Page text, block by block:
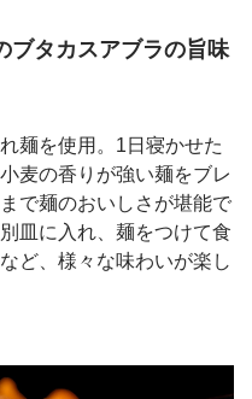
ブタカスアブラの旨味
麺を使用。1日寝かせた
麦の香りが強い麺をブレ
で麺のおいしさが堪能で
皿に入れ、麺をつけて食
ど、様々な味わいが楽し